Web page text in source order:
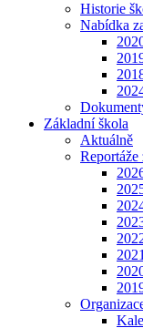
Historie
Nabídka
Základní škola
Aktuálně
Reportáže